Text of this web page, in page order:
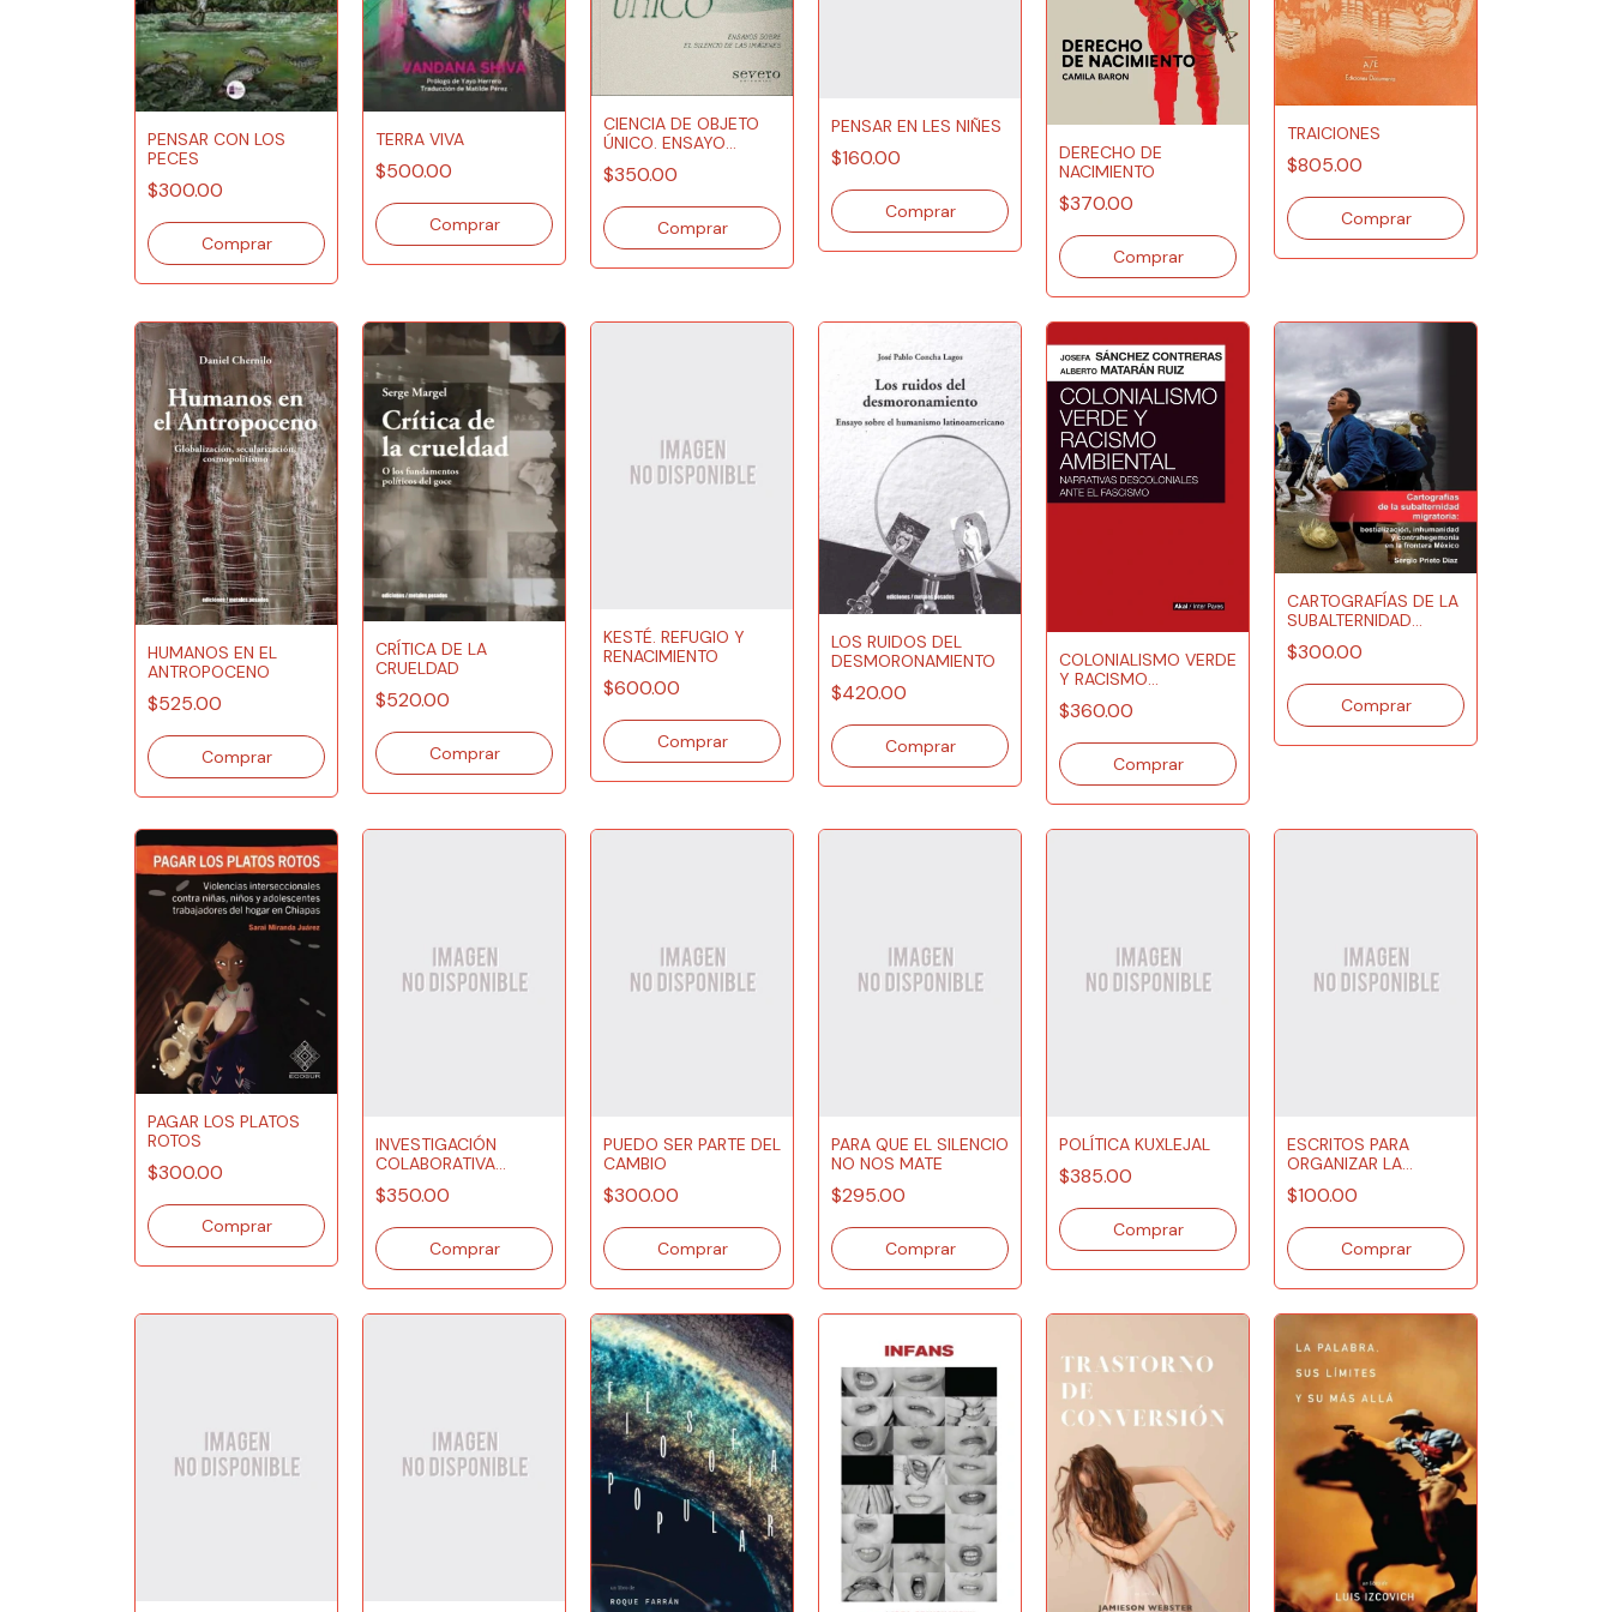
PENSAR CON LOS
PECES
$300.00
TERRA VIVA
$500.00
CIENCIA DE OBJETO
ÚNICO. ENSAYO
SOBRE EL SILENCIO
DE LAS IMÁGENES
$350.00
PENSAR EN LES NIÑES
$160.00
DERECHO DE
NACIMIENTO
$370.00
TRAICIONES
$805.00
HUMANOS EN EL
ANTROPOCENO
$525.00
CRÍTICA DE LA
CRUELDAD
$520.00
KESTÉ. REFUGIO Y
RENACIMIENTO
$600.00
LOS RUIDOS DEL
DESMORONAMIENTO
$420.00
COLONIALISMO VERDE
Y RACISMO
AMBIENTAL
$360.00
CARTOGRAFÍAS DE LA
SUBALTERNIDAD
MIGRATORIA
$300.00
PAGAR LOS PLATOS
ROTOS
$300.00
INVESTIGACIÓN
COLABORATIVA
DESDE LA DIVERSIDAD
$350.00
PUEDO SER PARTE DEL
CAMBIO
$300.00
PARA QUE EL SILENCIO
NO NOS MATE
$295.00
POLÍTICA KUXLEJAL
$385.00
ESCRITOS PARA
ORGANIZAR LA
ESPERANZA
$100.00